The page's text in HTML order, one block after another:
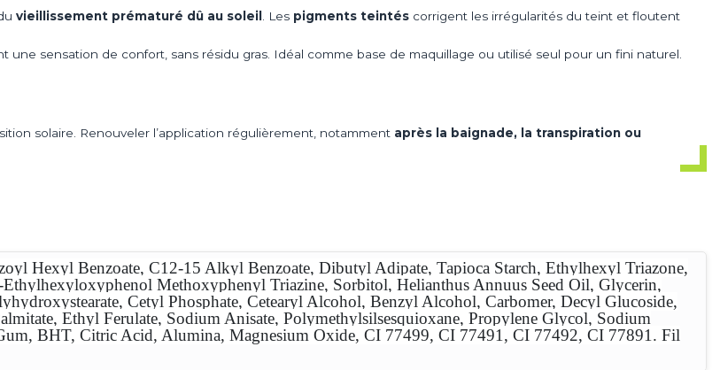
vieillissement prématuré dû au soleil . Les pigments teintés corrigent les irrégularités du teint et floutent
une sensation de confort, sans résidu gras. Idéal comme base de maquillage ou utilisé seul pour un fini naturel.
solaire. Renouveler l’application régulièrement, notamment après la baignade, la transpiration ou
Hexyl Benzoate, C12-15 Alkyl Benzoate, Dibutyl Adipate, Tapioca Starch, Ethylhexyl Triazone,
Methoxyphenyl Triazine, Sorbitol, Helianthus Annuus Seed Oil, Glycerin,
Cetyl Phosphate, Cetearyl Alcohol, Benzyl Alcohol, Carbomer, Decyl Glucoside,
Ethyl Ferulate, Sodium Anisate, Polymethylsilsesquioxane, Propylene Glycol, Sodium
BHT, Citric Acid, Alumina, Magnesium Oxide, CI 77499, CI 77491, CI 77492, CI 77891. Fil